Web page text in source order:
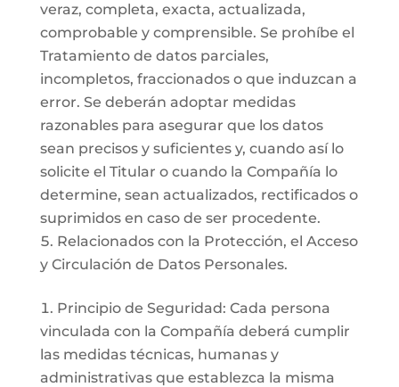
veraz, completa, exacta, actualizada,
comprobable y comprensible. Se prohíbe el
Tratamiento de datos parciales,
incompletos, fraccionados o que induzcan a
error. Se deberán adoptar medidas
razonables para asegurar que los datos
sean precisos y suficientes y, cuando así lo
solicite el Titular o cuando la Compañía lo
determine, sean actualizados, rectificados o
suprimidos en caso de ser procedente.
Relacionados con la Protección, el Acceso
y Circulación de Datos Personales.
Principio de Seguridad: Cada persona
vinculada con la Compañía deberá cumplir
las medidas técnicas, humanas y
administrativas que establezca la misma